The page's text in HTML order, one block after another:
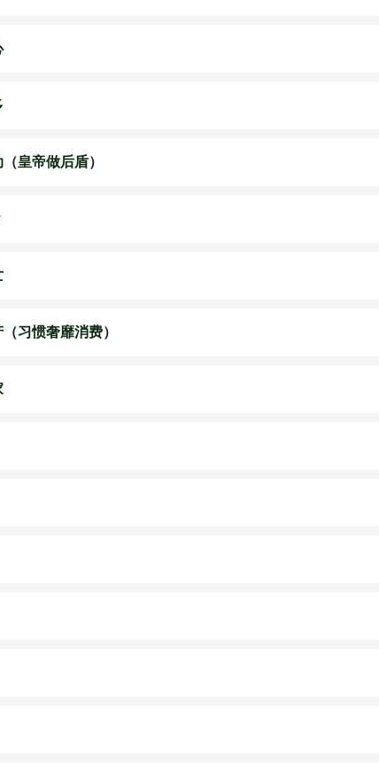
皇帝做后盾）
习惯奢靡消费）